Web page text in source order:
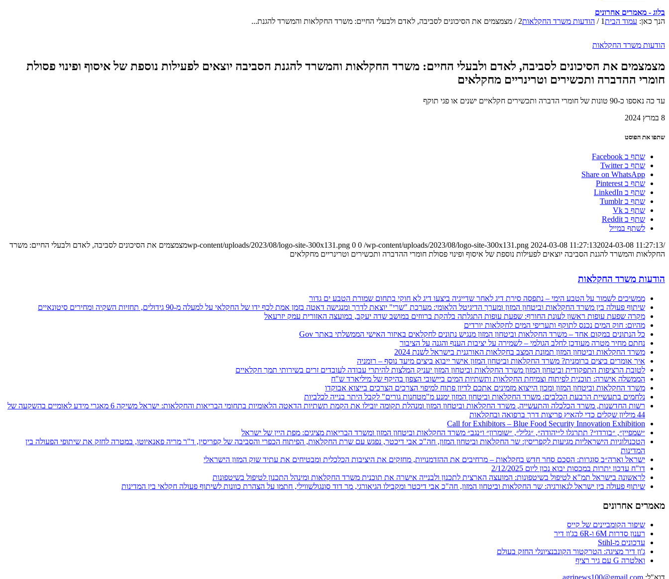
בלוג - מאמרים אחרונים
הנך כאן: עמוד הבית1
/ הודעות משרד החקלאות2
/ מצמצמים את הסיכונים לסביבה, לאדם ולבעלי החיים: משרד החקלאות והמשרד להגנת...
הודעות משרד החקלאות
מצמצמים את הסיכונים לסביבה, לאדם ולבעלי החיים: משרד החקלאות והמשרד להגנת הסביבה יוצאים לפעילות נוספת של איסוף ופינוי פסולת
חומרי ההדברה ותכשירים וטרינריים מחקלאים
עד כה נאספו כ-90 טונות של חומרי הדברה ותכשירים חקלאיים ישנים או פגי תוקף
8 במרץ 2024
שתפו את הפוסט
שתף ב Facebook
שתף ב Twitter
Share on WhatsApp
שתף ב Pinterest
שתף ב LinkedIn
שתף ב Tumblr
שתף ב Vk
שתף ב Reddit
לשתף במייל
/wp-content/uploads/2023/08/logo-site-300x131.png
0 0 /wp-content/uploads/2023/08/logo-site-300x131.png 2024-03-08 11:27:132024-03-08 11:27:13
מצמצמים את הסיכונים לסביבה, לאדם ולבעלי החיים: משרד
החקלאות והמשרד להגנת הסביבה יוצאים לפעילות נוספת של איסוף ופינוי פסולת חומרי ההדברה ותכשירים וטרינריים מחקלאים
הודעות משרד החקלאות
ממשיכים לשמור על הטבע הימי – נתפסה סירת דיג לאחר שדייגיה ביצעו דיג לא חוקי בתחום שמורת הטבע ים גדור
שיתוף פעולה בין משרד החקלאות וביטחון המזון ומערך הדיגיטל הלאומי: מערכת "שרי" יוצאת לדרך ומנגישה דאטה בזמן אמת לכף ידו של החקלאי על למעלה מ-90 גידולים, תחזיות השקיה ומחירים סיטונאיים
מקרה שפעת עופות ראשון לעונת החורף: שפעת עופות התגלתה בלהקת ברווזים במושב שדה יעקב, במועצה האזורית עמק יזרעאל
מהיום: חוק המים נכנס לתוקף ותעריפי המים לחקלאות יורדים
כל הנתונים במקום אחד – משרד החקלאות וביטחון המזון מנגיש נתונים לחקלאים באיזור האישי הממשלתי באתר Gov
נחתם מחיר מטרה מעודכן לחלב הגולמי – לשמירה על יציבות הענף והגנה על הציבור
משרד החקלאות וביטחון המזון תמונת המצב בחקלאות האורגנית בישראל לשנת 2024
איך אומרים ביצים ברומנית? משרד החקלאות וביטחון המזון אישר ייבוא ביצים מיעד נוסף – רומניה
לטובת הרציפות התפקודית וביטחון המזון משרד החקלאות וביטחון המזון יעניק המלצות להיתרי עבודה לעובדים זרים בשירותי תמך חקלאיים
הממשלה אישרה: תוכנית לפיתוח וצמיחת החקלאות ותשתיות המים ביישובי הצפון בהיקף של מיליארד ש"ח
משרד החקלאות וביטחון המזון ומכון הייצוא מזמינים אתכם לדיון פתוח למיפוי הצרכים הצרכים בייצוא אבוקדו
נלחמים בתעשיית הרבעת הכלבים: משרד החקלאות וביטחון המזון ימנע מ"מטחנות גורים" לקבל היתר בנייה לכלביות
רשות החדשנות, משרד הכלכלה והתעשייה, משרד החקלאות וביטחון המזון ומנהלת תקומה יובילו את הקמת תשתיות הדאטה הלאומיות בתחומי הבריאות והחקלאות: ישראל משיקה 6 מאגרי מידע לאומיים בהשקעה של
44 מיליון שקלים כדי להאיץ פריצות דרך ברפואה ובחקלאות
Call for Exhibitors – Blue Food Security Innovation Exhibition
״שמפיין״, ״בורדו״? תתרגלו ל״יהודה״, ״גליל״, ״שומרון״ ו״נגב״ משרד החקלאות וביטחון המזון ומשרד הבריאות מציגים: מפת היין של ישראל
הטכנולוגיות הישראליות מגיעות לקפריסין: שר החקלאות וביטחון המזון, חה"כ אבי דיכטר, נפגש עם שרת החקלאות, הפיתוח הכפרי והסביבה של קפריסין, ד"ר מריה פאנאיוטו, במטרה לחזק את שיתופי הפעולה בין
המדינות
ישראל וארה״ב סוגרות: הסכם סחר חדש בחקלאות – מרחיבים את ההזדמנויות, מחזקים את היציבות הכלכלית ומבטיחים את עתיד שוק המזון הישראלי
דו"ח עדכון יתרות במכסות יבוא נכון ליום 2/12/2025
לראשונה בישראל תמ"א לטיפול בשיטפונות: המועצה הארצית לתכנון ולבנייה אישרה את תוכנית משרד החקלאות ומינהל התכנון לטיפול בשיטפונות
שיתוף פעולה בין ישראל לגאורגיה: שר החקלאות וביטחון המזון, חה"כ אבי דיכטר ומקבילו הגיאורגי, מר דוד סונגולשווילי, חתמו על הצהרת כוונות לשיתוף פעולה חקלאי בין המדינות
מאמרים אחרונים
שיפור הקומביינים של קייס
רענון סדרות 6M ו-6R בג'ון דיר
עדכונים מ-Stihl
ג'ון דיר מציגה: הטרקטור הקונבנציונלי החזק בעולם
ואלטרה G עם גיר רציף